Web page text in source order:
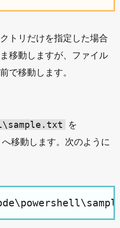
トリだけを指定した場合
移動しますが、ファイル
で移動します。
を
へ移動します。次のように